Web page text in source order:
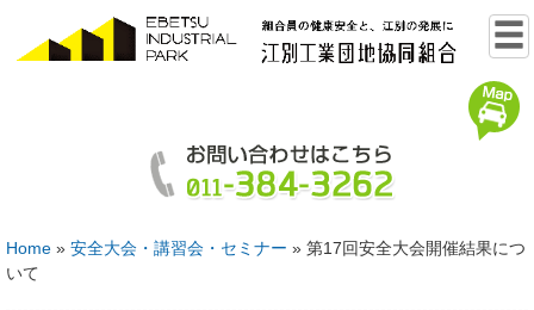
Home » 安全大会・講習会・セミナー » 第17回安全大会開催結果につ
いて